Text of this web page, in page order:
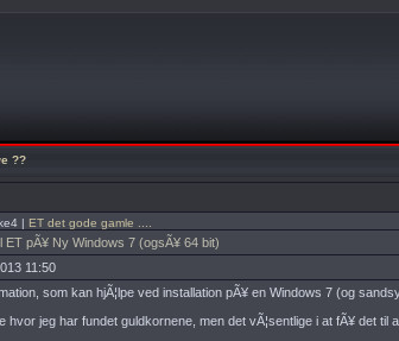
??
| ET det gode gamle ....
ET pÃ¥ Ny Windows 7 (ogsÃ¥ 64 bit)
11:50
som kan hjÃ¦lpe ved installation pÃ¥ en Windows 7 (og
hvor jeg har fundet guldkornene, men det vÃ¦sentlige i at fÃ¥ det til